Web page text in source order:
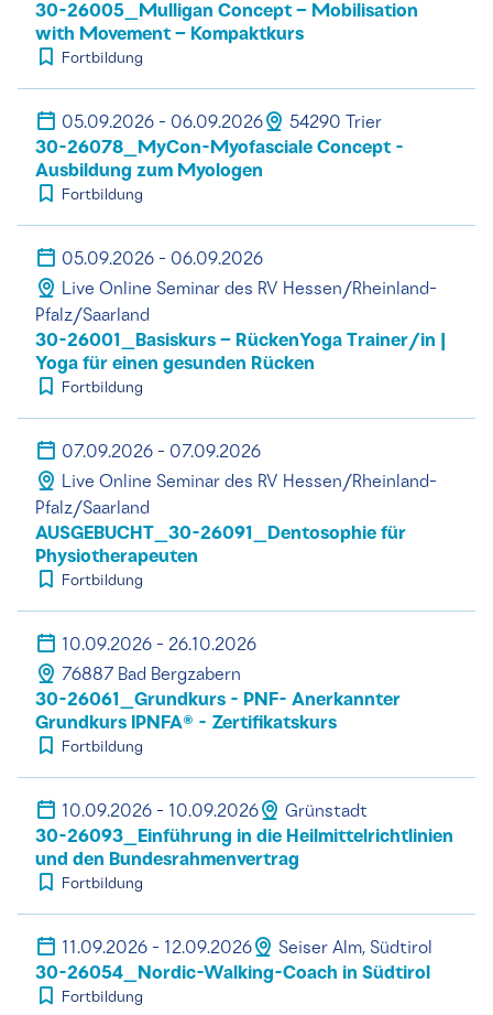
30-26005_Mulligan Concept – Mobilisation
with Movement – Kompaktkurs
Fortbildung
05.09.2026 - 06.09.2026 54290 Trier
30-26078_MyCon-Myofasciale Concept -
Ausbildung zum Myologen
Fortbildung
05.09.2026 - 06.09.2026
Live Online Seminar des RV Hessen/Rheinland-
Pfalz/Saarland
30-26001_Basiskurs – RückenYoga Trainer/in |
Yoga für einen gesunden Rücken
Fortbildung
07.09.2026 - 07.09.2026
Live Online Seminar des RV Hessen/Rheinland-
Pfalz/Saarland
AUSGEBUCHT_30-26091_Dentosophie für
Physiotherapeuten
Fortbildung
10.09.2026 - 26.10.2026
76887 Bad Bergzabern
30-26061_Grundkurs - PNF- Anerkannter
Grundkurs IPNFA® - Zertifikatskurs
Fortbildung
10.09.2026 - 10.09.2026 Grünstadt
30-26093_Einführung in die Heilmittelrichtlinien
und den Bundesrahmenvertrag
Fortbildung
11.09.2026 - 12.09.2026 Seiser Alm, Südtirol
30-26054_Nordic-Walking-Coach in Südtirol
Fortbildung